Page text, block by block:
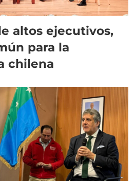
altos ejecutivos,
para la
chilena